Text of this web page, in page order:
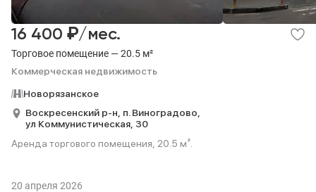
Торговое помещение — 20.5 м²
Коммерческая недвижимость
16 400 ₽/мес.
Новорязанское
Воскресенский р-н, п. Виноградово,
ул Коммунистическая, 30
Аренда торгового помещения, 20.5 м².
20 апреля 2026